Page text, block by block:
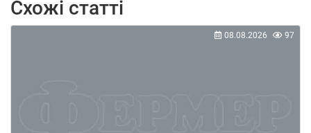
Схожі статті
08.08.2026 97